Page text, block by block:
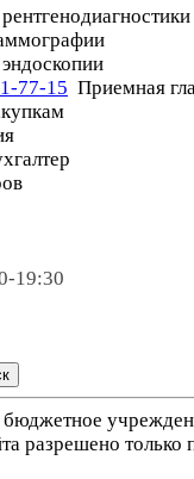
77-15 Приемная
19:30
разрешено